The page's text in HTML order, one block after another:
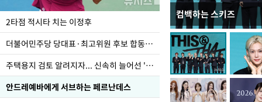
2타점 적시타 치는 이정후
더불어민주당 당대표·최고위원 후보 합동연설회
주택용지 검토 알려지자... 신속히 늘어선 '근조화환'
안드레예바에게 서브하는 페르난데스
컴백하는 스키즈
이번주 국회에는 무